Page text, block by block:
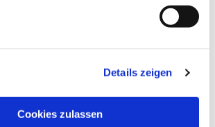
Details zeigen
Cookies zulassen